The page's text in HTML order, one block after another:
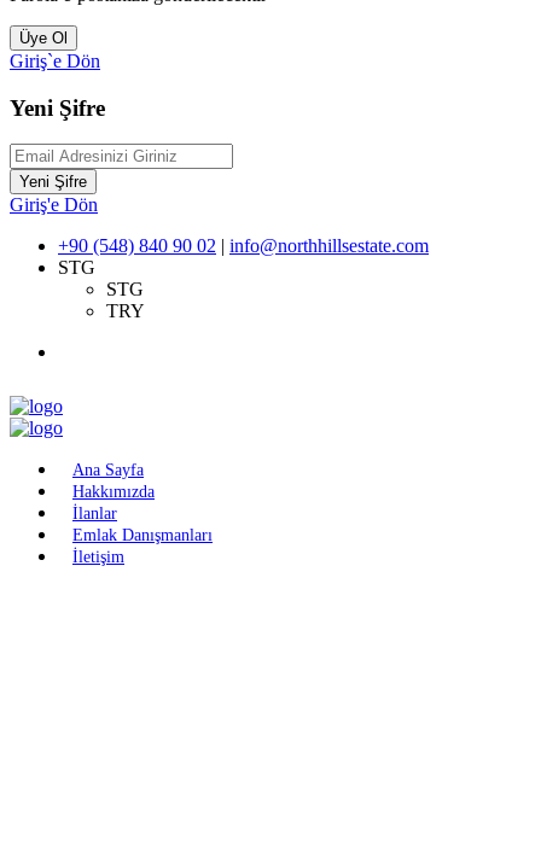
Üye Ol
Giriş`e Dön
Yeni Şifre
Yeni Şifre
Giriş'e Dön
+90 (548) 840 90 02 | info@northhillsestate.com
STG
STG
TRY
Ana Sayfa
Hakkımızda
İlanlar
Emlak Danışmanları
İletişim